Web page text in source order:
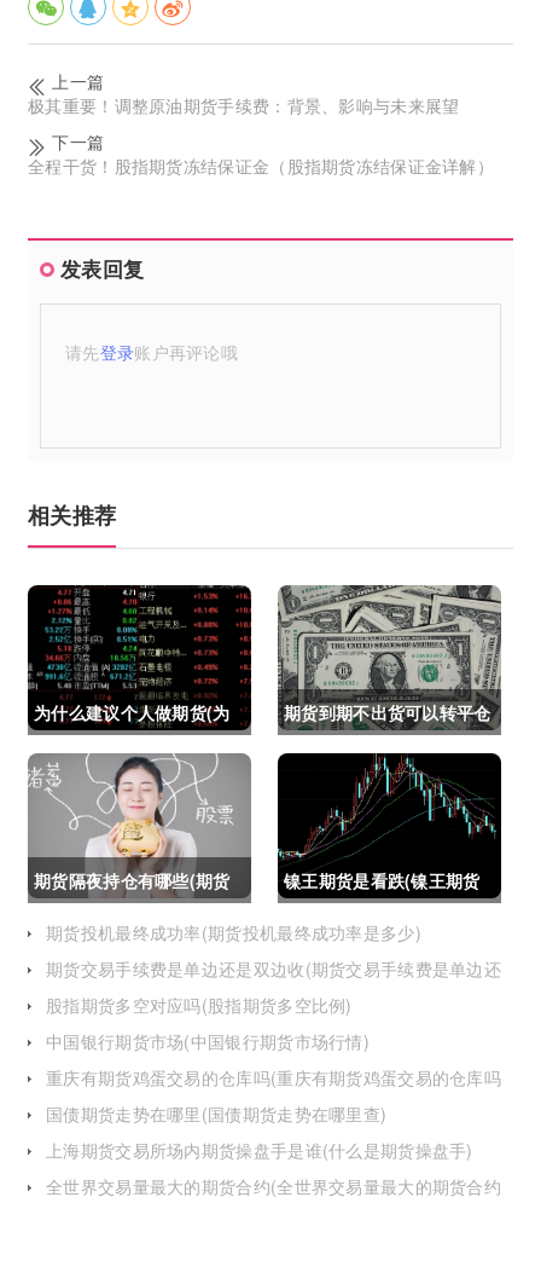
上一篇
极其重要！调整原油期货手续费：背景、影响与未来展望
下一篇
全程干货！股指期货冻结保证金（股指期货冻结保证金详解）
发表回复
请先登录账户再评论哦
相关推荐
为什么建议个人做期货(为
什么建议个人做期货交易)
期货到期不出货可以转平仓
吗吗(期货如果到期不平仓
怎么办)
期货隔夜持仓有哪些(期货
隔夜持仓有哪些风险)
镍王期货是看跌(镍王期货
是看跌还是看涨)
期货投机最终成功率(期货投机最终成功率是多少)
期货交易手续费是单边还是双边收(期货交易手续费是单边还
股指期货多空对应吗(股指期货多空比例)
中国银行期货市场(中国银行期货市场行情)
重庆有期货鸡蛋交易的仓库吗(重庆有期货鸡蛋交易的仓库吗
国债期货走势在哪里(国债期货走势在哪里查)
上海期货交易所场内期货操盘手是谁(什么是期货操盘手)
全世界交易量最大的期货合约(全世界交易量最大的期货合约